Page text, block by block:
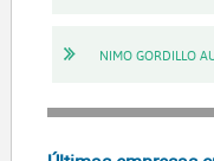
NIMO GORDILLO